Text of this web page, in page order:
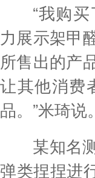
“我购买
力展示架甲
所售出的产
让其他消费
品。”米琦说。
某知名测
弹类捏捏进